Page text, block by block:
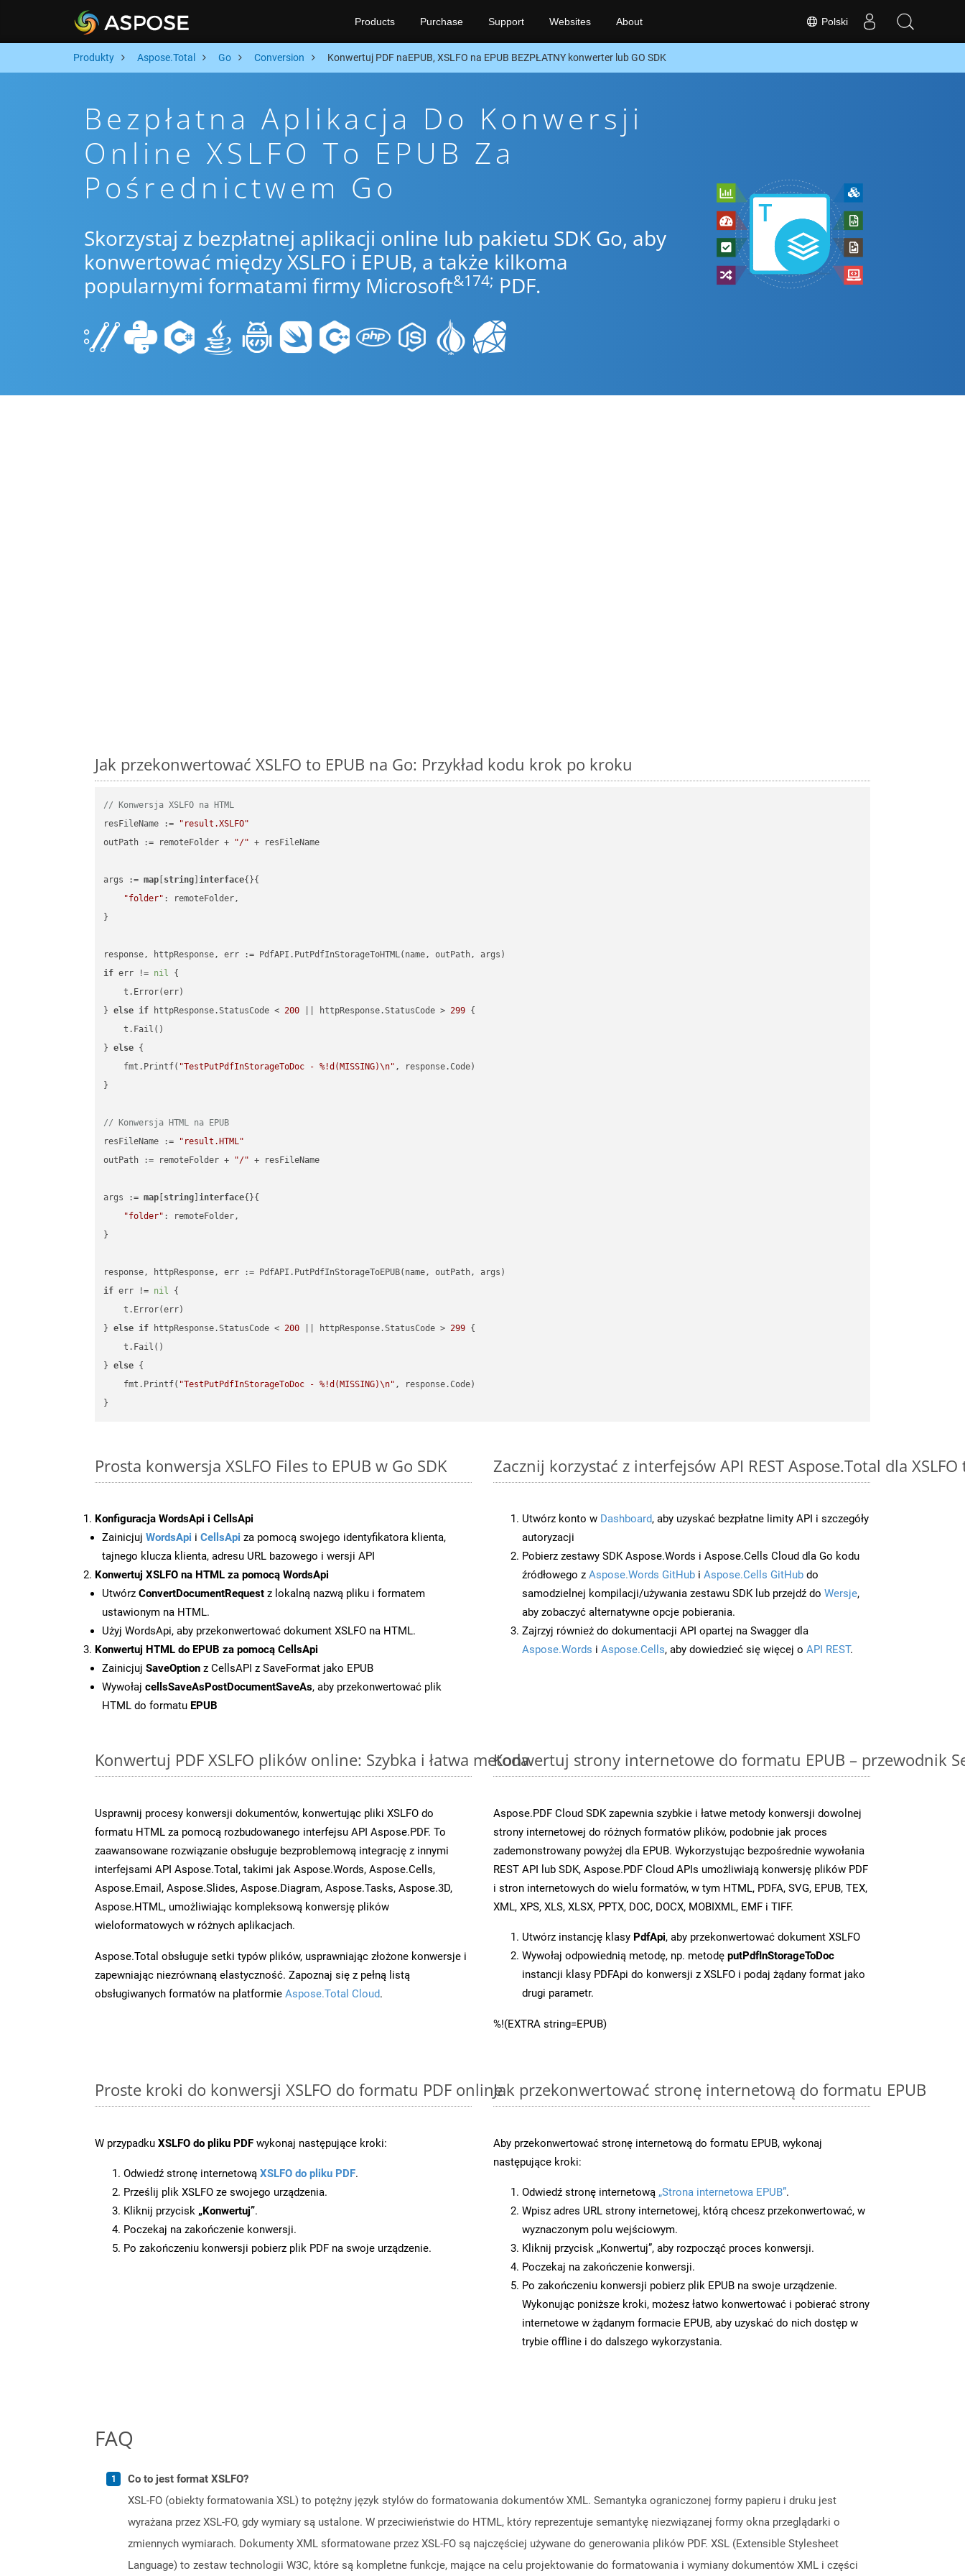
Polski
Products Purchase Support Websites About
Produkty Aspose.Total Go Conversion Konwertuj PDF naEPUB, XSLFO na EPUB BEZPŁATNY konwerter lub GO SDK
Bezpłatna Aplikacja Do Konwersji
Online XSLFO To EPUB Za
Pośrednictwem Go
Skorzystaj z bezpłatnej aplikacji online lub pakietu SDK Go, aby
konwertować między XSLFO i EPUB, a także kilkoma
popularnymi formatami firmy Microsoft&174; PDF.
Jak przekonwertować XSLFO to EPUB na Go: Przykład kodu krok po kroku
// Konwersja XSLFO na HTML
resFileName :=
"result.XSLFO"
outPath := remoteFolder +
"/" + resFileName
args := map string ]interface{}{
"folder" : remoteFolder,
}
if err != nil {
    t.Error(err)
} else if httpResponse.StatusCode < 200 || httpResponse.StatusCode > 299 {
    t.Fail()
} else {
    fmt.Printf(
"TestPutPdfInStorageToDoc - %!d(MISSING)\n" , response.Code)
}
// Konwersja HTML na EPUB
resFileName :=
"result.HTML"
outPath := remoteFolder +
"/" + resFileName
args := map string ]interface{}{
"folder" : remoteFolder,
}
if err != nil {
    t.Error(err)
} else if httpResponse.StatusCode < 200 || httpResponse.StatusCode > 299 {
    t.Fail()
} else {
    fmt.Printf(
"TestPutPdfInStorageToDoc - %!d(MISSING)\n" , response.Code)
Prosta konwersja XSLFO Files to EPUB w Go SDK
Konfiguracja WordsApi i CellsApi
Zainicjuj WordsApi i CellsApi za pomocą swojego identyfikatora klienta,
tajnego klucza klienta, adresu URL bazowego i wersji API
Konwertuj XSLFO na HTML za pomocą WordsApi
Utwórz ConvertDocumentRequest z lokalną nazwą pliku i formatem
ustawionym na HTML.
Użyj WordsApi, aby przekonwertować dokument XSLFO na HTML.
Konwertuj HTML do EPUB za pomocą CellsApi
Zainicjuj SaveOption z CellsAPI z SaveFormat jako EPUB
Wywołaj cellsSaveAsPostDocumentSaveAs, aby przekonwertować plik
HTML do formatu EPUB
Zacznij korzystać z interfejsów API REST Aspose.Total dla XSLFO
Utwórz konto w Dashboard, aby uzyskać bezpłatne limity API i szczegóły
autoryzacji
Pobierz zestawy SDK Aspose.Words i Aspose.Cells Cloud dla Go kodu
źródłowego z Aspose.Words GitHub i Aspose.Cells GitHub do
samodzielnej kompilacji/używania zestawu SDK lub przejdź do Wersje,
aby zobaczyć alternatywne opcje pobierania.
Zajrzyj również do dokumentacji API opartej na Swagger dla
Aspose.Words i Aspose.Cells, aby dowiedzieć się więcej o API REST.
Konwertuj PDF XSLFO plików online: Szybka i łatwa metoda
Usprawnij procesy konwersji dokumentów, konwertując pliki XSLFO do
formatu HTML za pomocą rozbudowanego interfejsu API Aspose.PDF. To
zaawansowane rozwiązanie obsługuje bezproblemową integrację z innymi
interfejsami API Aspose.Total, takimi jak Aspose.Words, Aspose.Cells,
Aspose.Email, Aspose.Slides, Aspose.Diagram, Aspose.Tasks, Aspose.3D,
Aspose.HTML, umożliwiając kompleksową konwersję plików
wieloformatowych w różnych aplikacjach.
Aspose.Total obsługuje setki typów plików, usprawniając złożone konwersje i
zapewniając niezrównaną elastyczność. Zapoznaj się z pełną listą
obsługiwanych formatów na platformie Aspose.Total Cloud.
Konwertuj strony internetowe do formatu EPUB – przewodnik
Aspose.PDF Cloud SDK zapewnia szybkie i łatwe metody konwersji dowolnej
strony internetowej do różnych formatów plików, podobnie jak proces
zademonstrowany powyżej dla EPUB. Wykorzystując bezpośrednie wywołania
REST API lub SDK, Aspose.PDF Cloud APIs umożliwiają konwersję plików PDF
i stron internetowych do wielu formatów, w tym HTML, PDFA, SVG, EPUB, TEX,
XML, XPS, XLS, XLSX, PPTX, DOC, DOCX, MOBIXML, EMF i TIFF.
Utwórz instancję klasy PdfApi, aby przekonwertować dokument XSLFO
Wywołaj odpowiednią metodę, np. metodę putPdfInStorageToDoc
instancji klasy PDFApi do konwersji z XSLFO i podaj żądany format jako
drugi parametr.
%!(EXTRA string=EPUB)
Proste kroki do konwersji XSLFO do formatu PDF online
W przypadku XSLFO do pliku PDF wykonaj następujące kroki:
Odwiedź stronę internetową XSLFO do pliku PDF.
Prześlij plik XSLFO ze swojego urządzenia.
Kliknij przycisk „Konwertuj”.
Poczekaj na zakończenie konwersji.
Po zakończeniu konwersji pobierz plik PDF na swoje urządzenie.
Jak przekonwertować stronę internetową do formatu EPUB
Aby przekonwertować stronę internetową do formatu EPUB, wykonaj
następujące kroki:
Odwiedź stronę internetową „Strona internetowa EPUB”.
Wpisz adres URL strony internetowej, którą chcesz przekonwertować, w
wyznaczonym polu wejściowym.
Kliknij przycisk „Konwertuj”, aby rozpocząć proces konwersji.
Poczekaj na zakończenie konwersji.
Po zakończeniu konwersji pobierz plik EPUB na swoje urządzenie.
Wykonując poniższe kroki, możesz łatwo konwertować i pobierać strony
internetowe w żądanym formacie EPUB, aby uzyskać do nich dostęp w
trybie offline i do dalszego wykorzystania.
FAQ
Co to jest format XSLFO?
XSL-FO (obiekty formatowania XSL) to potężny język stylów do formatowania dokumentów XML. Semantyka ograniczonej formy papieru i druku jest
wyrażana przez XSL-FO, gdy wymiary są ustalone. W przeciwieństwie do HTML, który reprezentuje semantykę niezwiązanej formy okna przeglądarki o
zmiennych wymiarach. Dokumenty XML sformatowane przez XSL-FO są najczęściej używane do generowania plików PDF. XSL (Extensible Stylesheet
Language) to zestaw technologii W3C, które są kompletne funkcje, mające na celu projektowanie do formatowania i wymiany dokumentów XML i części